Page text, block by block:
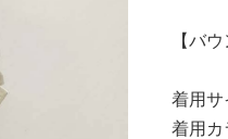
【バ
着用サ
着用カ